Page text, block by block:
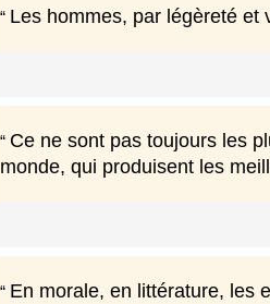
Les hommes, par légèreté et
Ce ne sont pas toujours les
monde, qui produisent les
En morale, en littérature, les